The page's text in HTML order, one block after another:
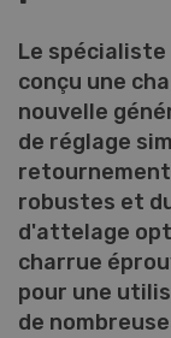
Le
conçu une
nouvelle
de réglage
robustes et
d'attelage
charrue
pour une
de